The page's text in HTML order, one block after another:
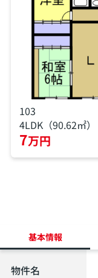
103
4LDK（90.62㎡）
7万円
基本情報
物件名